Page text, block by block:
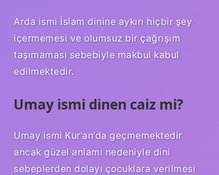
Arda ismi İslam dinine aykırı hiçbir şey
içermemesi ve olumsuz bir çağrışım
taşımaması sebebiyle makbul kabul
edilmektedir.
Umay ismi dinen caiz mi?
Umay ismi Kur’an’da geçmemektedir
ancak güzel anlamı nedeniyle dini
sebeplerden dolayı çocuklara verilmesi